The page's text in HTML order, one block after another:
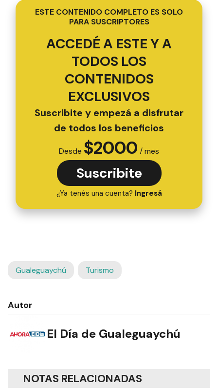
ESTE CONTENIDO COMPLETO ES SOLO
PARA SUSCRIPTORES
ACCEDÉ A ESTE Y A
TODOS LOS
CONTENIDOS
EXCLUSIVOS
Suscribite y empezá a disfrutar
de todos los beneficios
Desde $2000 / mes
Suscribite
¿Ya tenés una cuenta? Ingresá
Gualeguaychú Turismo
Autor
El Día de Gualeguaychú
NOTAS RELACIONADAS